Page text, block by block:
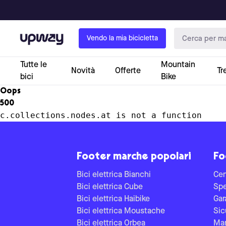
Upway Vendo la mia bicicletta
Tutte le
bici
Novità Offerte
Mountain
Bike
Oops
500
c.collections.nodes.at is not a function
Footer marche popolari
Bici elettrica Bianchi
Bici elettrica Cube
Bici elettrica Haibike
Bici elettrica Moustache
Bici elettrica Orbea